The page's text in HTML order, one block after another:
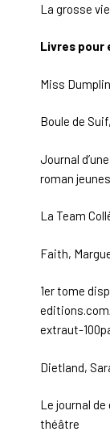
La grosse
Livres pour
Miss
Boule de
Journal
roman
La Team
Faith,
1er tome
extraut-
Dietland,
Le journal
théâtre